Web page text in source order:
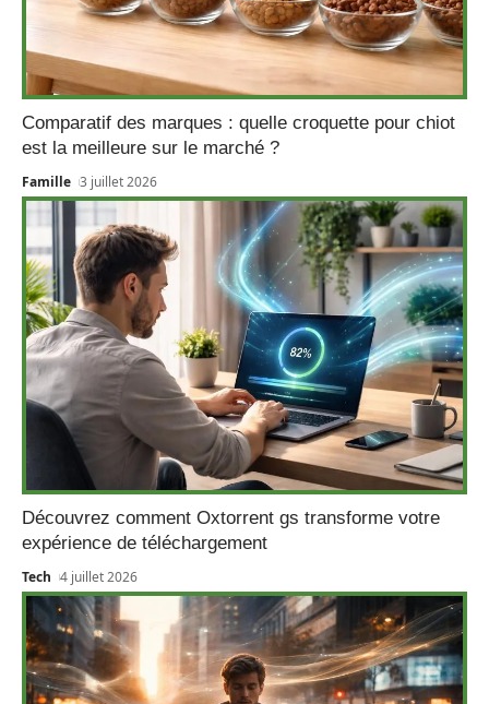
Comparatif des marques : quelle croquette pour chiot
est la meilleure sur le marché ?
Famille 3 juillet 2026
Découvrez comment Oxtorrent gs transforme votre
expérience de téléchargement
Tech 4 juillet 2026